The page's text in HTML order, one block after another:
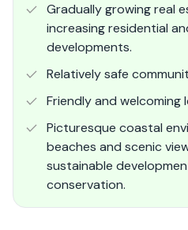
Gradually growing real
increasing residential
developments.
Relatively safe
Friendly and welcoming
Picturesque coastal
beaches and scenic
sustainable
conservation.